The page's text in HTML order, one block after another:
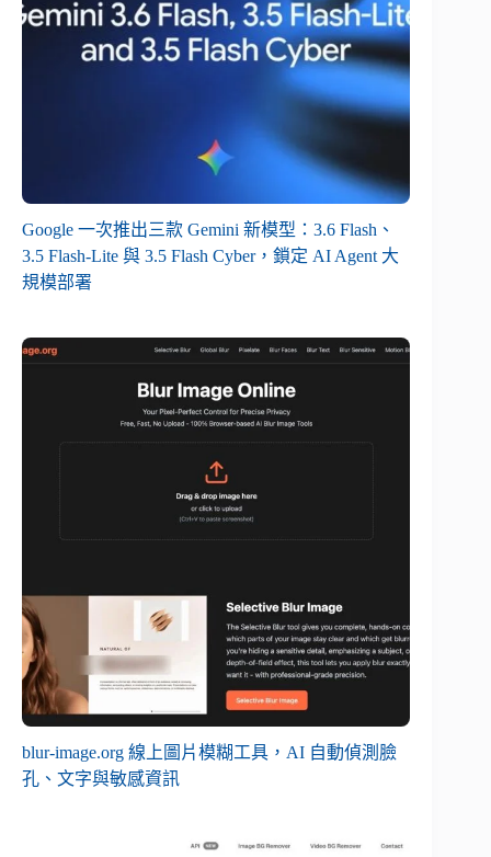
Google 一次推出三款 Gemini 新模型：3.6 Flash、
3.5 Flash-Lite 與 3.5 Flash Cyber，鎖定 AI Agent 大
規模部署
blur-image.org 線上圖片模糊工具，AI 自動偵測臉
孔、文字與敏感資訊